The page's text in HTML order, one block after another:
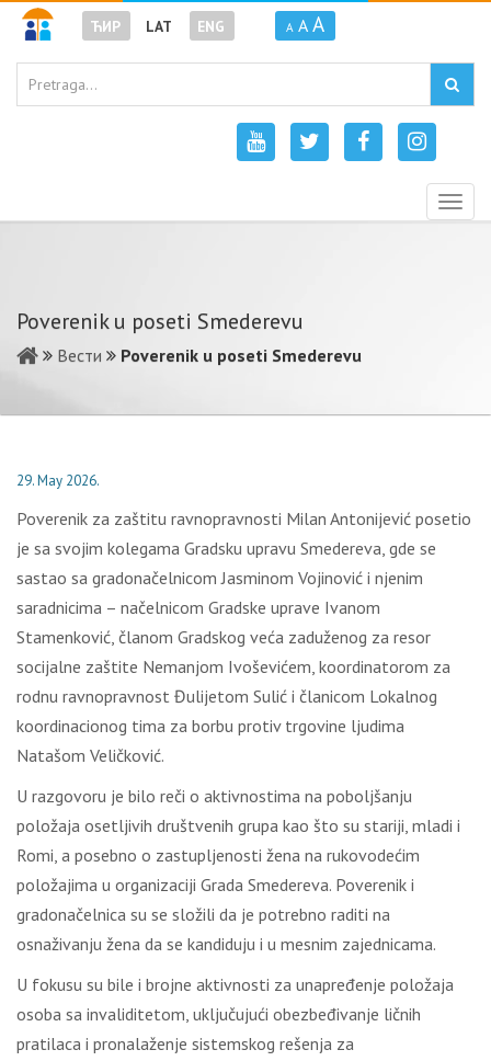
ЋИР LAT ENG A A A
Poverenik u poseti Smederevu
Вести Poverenik u poseti Smederevu
29. May 2026.
Poverenik za zaštitu ravnopravnosti Milan Antonijević posetio
je sa svojim kolegama Gradsku upravu Smedereva, gde se
sastao sa gradonačelnicom Jasminom Vojinović i njenim
saradnicima – načelnicom Gradske uprave Ivanom
Stamenković, članom Gradskog veća zaduženog za resor
socijalne zaštite Nemanjom Ivoševićem, koordinatorom za
rodnu ravnopravnost Đulijetom Sulić i članicom Lokalnog
koordinacionog tima za borbu protiv trgovine ljudima
Natašom Veličković.
U razgovoru je bilo reči o aktivnostima na poboljšanju
položaja osetljivih društvenih grupa kao što su stariji, mladi i
Romi, a posebno o zastupljenosti žena na rukovodećim
položajima u organizaciji Grada Smedereva. Poverenik i
gradonačelnica su se složili da je potrebno raditi na
osnaživanju žena da se kandiduju i u mesnim zajednicama.
U fokusu su bile i brojne aktivnosti za unapređenje položaja
osoba sa invaliditetom, uključujući obezbeđivanje ličnih
pratilaca i pronalaženje sistemskog rešenja za